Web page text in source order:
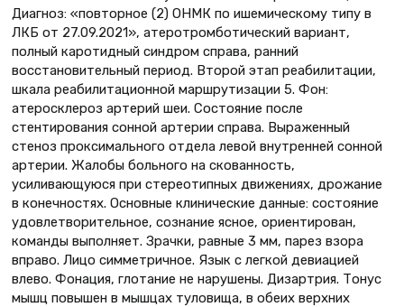
Диагноз: «повторное (2) ОНМК по ишемическому типу в
ЛКБ от 27.09.2021», атеротромботический вариант,
полный каротидный синдром справа, ранний
восстановительный период. Второй этап реабилитации,
шкала реабилитационной маршрутизации 5. Фон:
атеросклероз артерий шеи. Состояние после
стентирования сонной артерии справа. Выраженный
стеноз проксимального отдела левой внутренней сонной
артерии. Жалобы больного на скованность,
усиливающуюся при стереотипных движениях, дрожание
в конечностях. Основные клинические данные: состояние
удовлетворительное, сознание ясное, ориентирован,
команды выполняет. Зрачки, равные 3 мм, парез взора
вправо. Лицо симметричное. Язык с легкой девиацией
влево. Фонация, глотание не нарушены. Дизартрия. Тонус
мышц повышен в мышцах туловища, в обеих верхних